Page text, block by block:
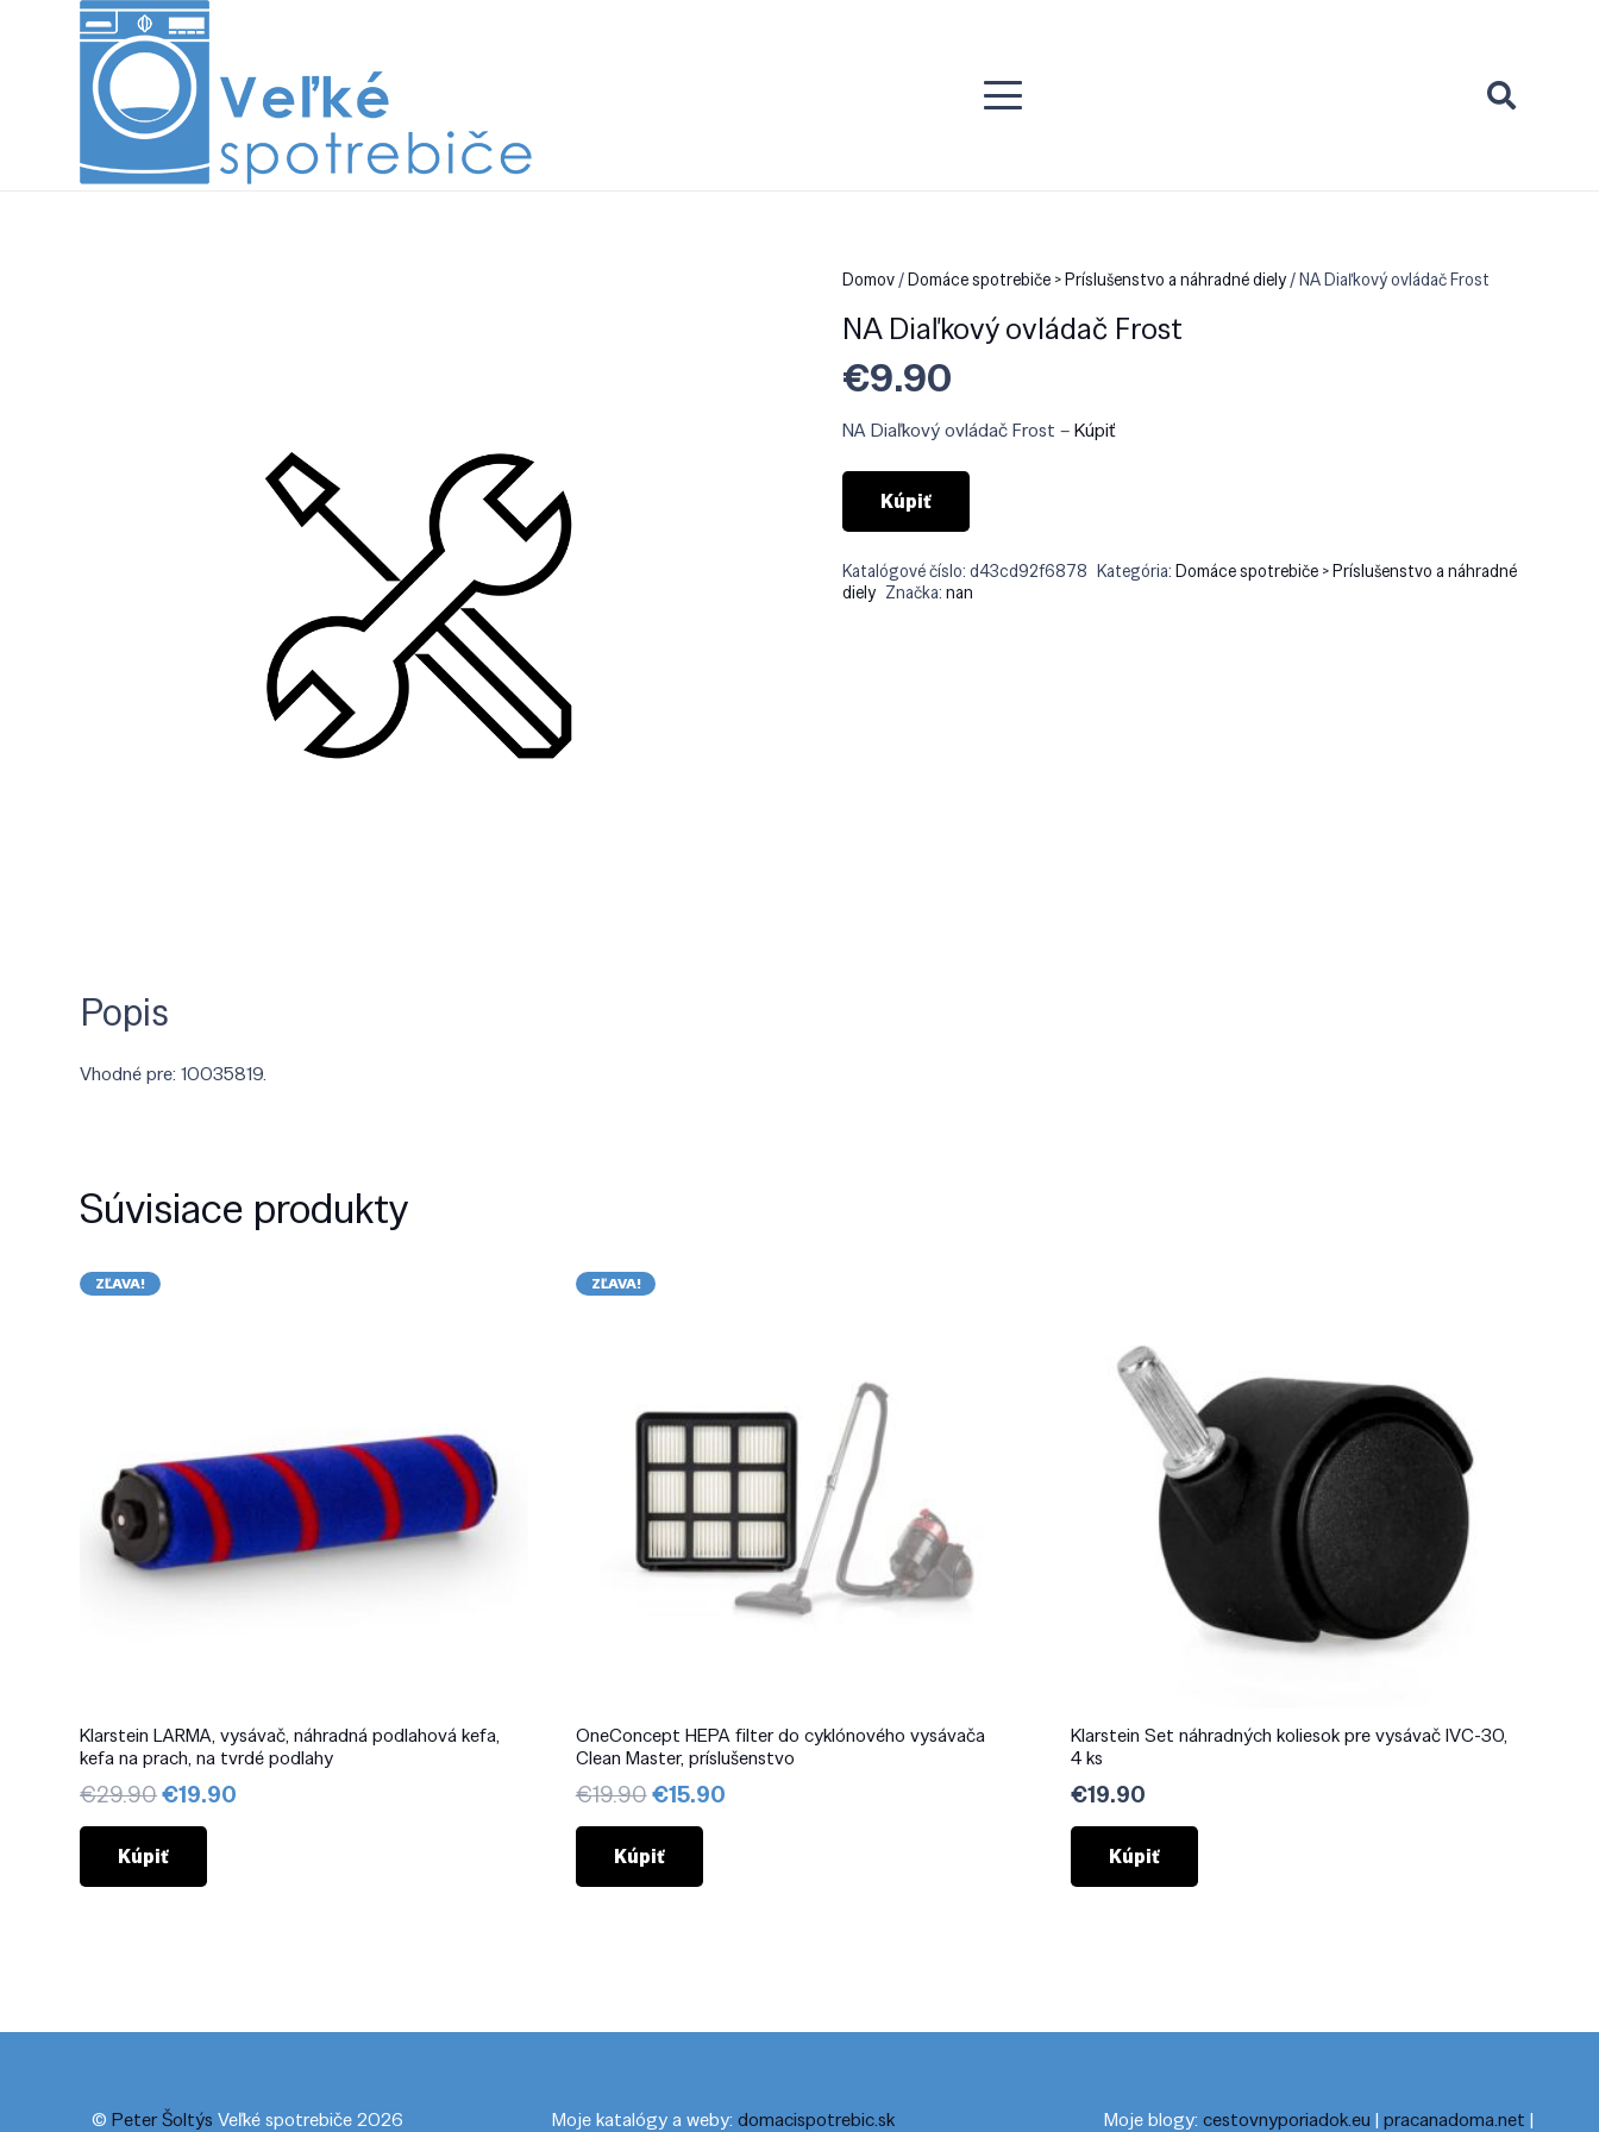
Domov/Domáce spotrebiče > Príslušenstvo a náhradné diely/ NA Diaľkový ovládač Frost
NA Diaľkový ovládač Frost
€9.90
NA Diaľkový ovládač Frost –Kúpiť
Kúpiť
Katalógové číslo:d43cd92f6878 Kategória:Domáce spotrebiče > Príslušenstvo a náhradné
diely Značka:nan
Popis
Vhodné pre: 10035819.
Súvisiace produkty
ZĽAVA!
Klarstein LARMA, vysávač, náhradná podlahová kefa,
kefa na prach, na tvrdé podlahy
€29.90Pôvodná
cena
bola:
€29.90.
€19.90
Kúpiť
ZĽAVA!
OneConcept HEPA filter do cyklónového vysávača
Clean Master, príslušenstvo
€19.90Pôvodná
cena
bola:
€19.90.
€15.90Aktuálna
Kúpiť
Klarstein Set náhradných koliesok pre vysávač IVC-30,
4 ks
€19.90
Kúpiť
© Peter Šoltýs Veľké spotrebiče 2026 Moje katalógy a weby: domacispotrebic.sk
Moje blogy: cestovnyporiadok.eu | pracanadoma.net |